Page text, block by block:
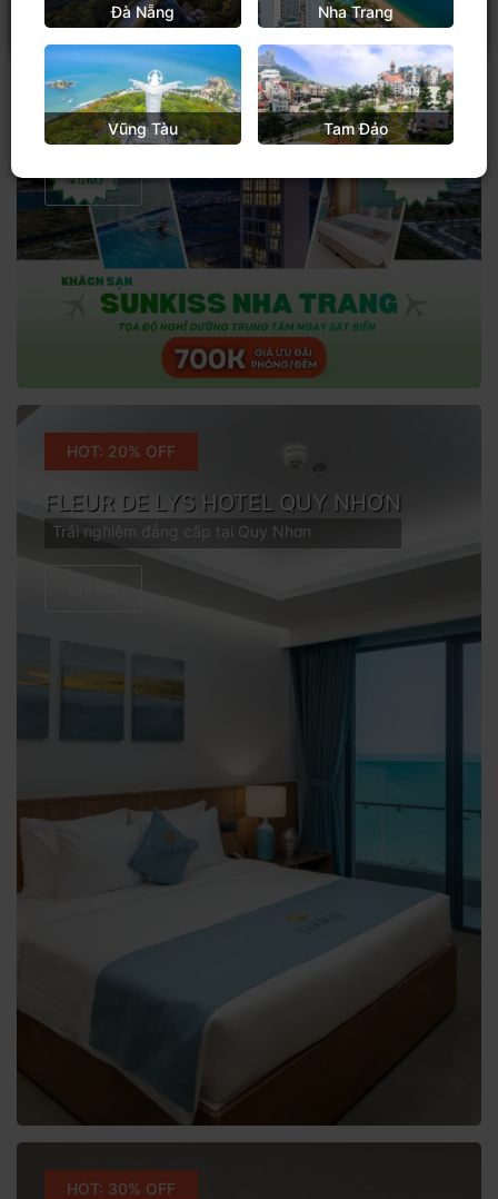
GIÁ ĐỘC QUYỀN
COMBO 2N1Đ NHA TRANG
Combo trọn gói siêu ưu đãi
Chi tiết
HOT: 20% OFF
FLEUR DE LYS HOTEL QUY NHƠN
Trải nghiệm đẳng cấp tại Quy Nhơn
HOT: 30% OFF
Đà Nẵng Nha Trang
Vũng Tàu Tam Đảo